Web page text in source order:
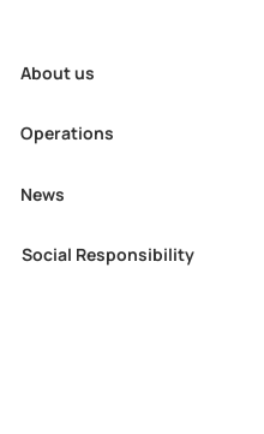
About us
Operations
News
Social Responsibility